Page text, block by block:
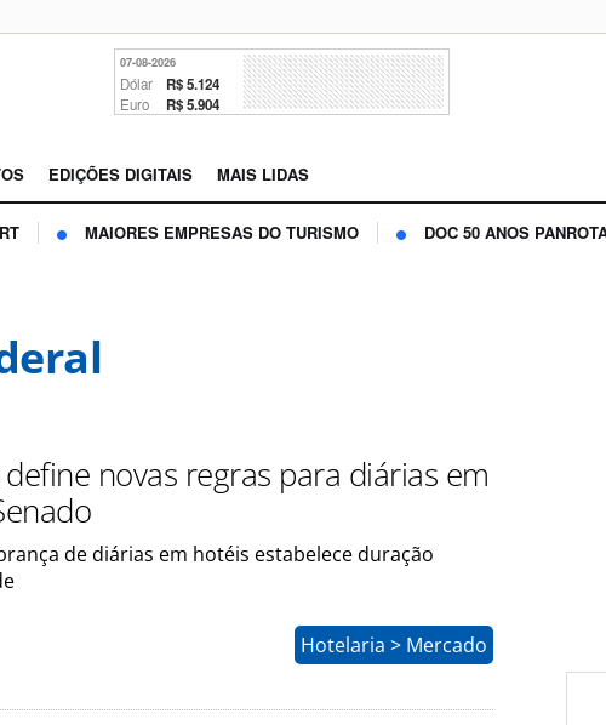
07-08-2026
Dólar R$ 5.124
Euro R$ 5.904
EDIÇÕES DIGITAIS MAIS LIDAS
MAIORES EMPRESAS DO TURISMO DOC 50 ANOS
novas regras para diárias em
de diárias em hotéis estabelece duração
Hotelaria > Mercado